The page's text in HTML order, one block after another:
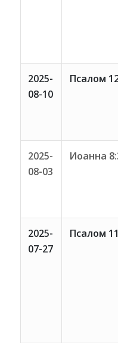
2025-
08-10
Псалом
2025-
08-03
Иоанна
2025-
07-27
Псалом